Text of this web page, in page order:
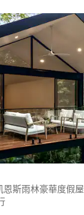
斯雨林豪華度假屋